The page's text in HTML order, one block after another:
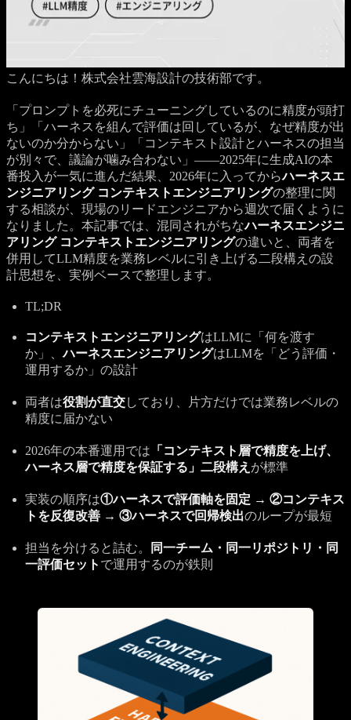
こんにちは！株式会社雲海設計の技術部です。
「プロンプトを必死にチューニングしているのに精度が頭打
ち」「ハーネスを組んで評価は回しているが、なぜ精度が出
ないのか分からない」「コンテキスト設計とハーネスの担当
が別々で、議論が噛み合わない」——2025年に生成AIの本
番投入が一気に進んだ結果、2026年に入ってからハーネスエ
ンジニアリング コンテキストエンジニアリングの整理に関
する相談が、現場のリードエンジニアから週次で届くように
なりました。本記事では、混同されがちなハーネスエンジニ
アリング コンテキストエンジニアリングの違いと、両者を
併用してLLM精度を業務レベルに引き上げる二段構えの設
計思想を、実例ベースで整理します。
TL;DR
コンテキストエンジニアリングはLLMに「何を渡す
か」、ハーネスエンジニアリングはLLMを「どう評価・
運用するか」の設計
両者は役割が直交しており、片方だけでは業務レベルの
精度に届かない
2026年の本番運用では 「コンテキスト層で精度を上げ、
ハーネス層で精度を保証する」二段構え が標準
実装の順序は①ハーネスで評価軸を固定 → ②コンテキス
トを反復改善 → ③ハーネスで回帰検出のループが最短
担当を分けると詰む。
同一チーム・同一リポジトリ・同
一評価セット で運用するのが鉄則